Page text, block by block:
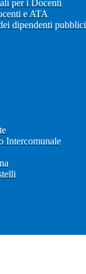
per i Docenti
e ATA
dipendenti pubblici
Intercomunale